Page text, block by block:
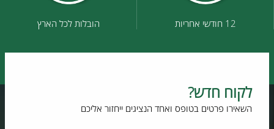
12 חודשי אחריות הובלות לכל הארץ
לקוח חדש?
השאירו פרטים בטופס ואחד הנציגים ייחזור אליכם